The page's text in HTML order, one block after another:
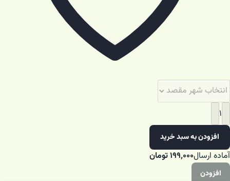
۱
افزودن به سبد خرید
آماده ارسال۱۹۹٬۰۰۰تومان
افزودن